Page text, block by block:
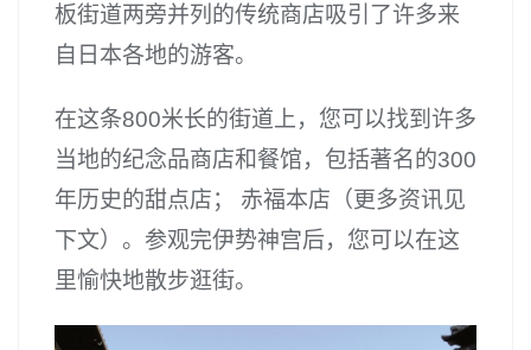
板街道两旁并列的传统商店吸引了许多来
自日本各地的游客。
在这条800米长的街道上，您可以找到许多
当地的纪念品商店和餐馆，包括著名的300
年历史的甜点店； 赤福本店（更多资讯见
下文）。参观完伊势神宫后，您可以在这
里愉快地散步逛街。